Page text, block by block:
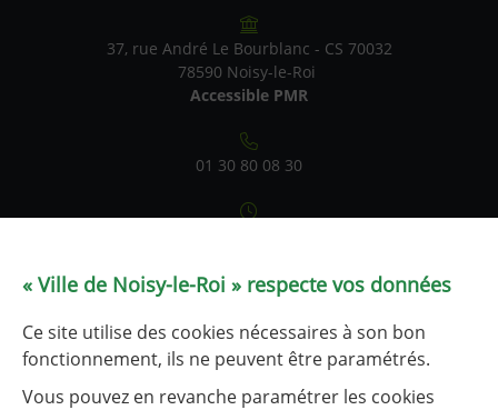
37, rue André Le Bourblanc - CS 70032
78590 Noisy-le-Roi
Accessible PMR
01 30 80 08 30
le service État civil est fermé les 1er et 3e lundis après-midi
Tableau de fréquentation
« Ville de Noisy-le-Roi » respecte vos données
Ce site utilise des cookies nécessaires à son bon
fonctionnement, ils ne peuvent être paramétrés.
Vous pouvez en revanche paramétrer les cookies